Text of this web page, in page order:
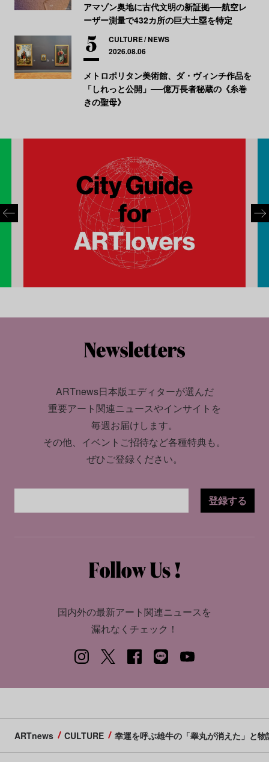
アマゾン奥地に古代文明の新証拠──航空レ
ーザー測量で432カ所の巨大土塁を特定
CULTURE NEWS
2026.08.06
メトロポリタン美術館、ダ・ヴィンチ作品を
「しれっと公開」──億万長者秘蔵の《糸巻
きの聖母》
ARTnews日本版エディターが選んだ
重要アート関連ニュースやインサイトを
毎週お届けします。
その他、イベントご招待など各種特典も。
ぜひご登録ください。
登録する
国内外の最新アート関連ニュースを
漏れなくチェック！
ARTnews CULTURE 幸運を呼ぶ雄牛の「睾丸が消えた」と